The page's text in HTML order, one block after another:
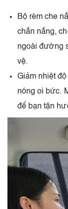
Bộ rèm che
chắn nắng,
ngoài đường
vệ.
Giảm nhiệt
nóng oi bức.
để bạn tận